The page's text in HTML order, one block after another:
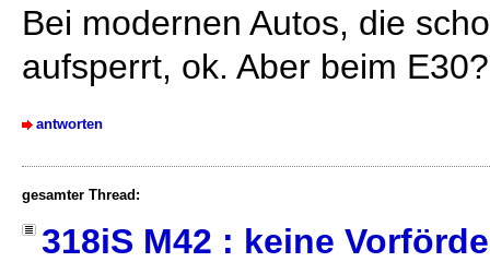
Bei modernen Autos, die
aufsperrt, ok. Aber beim E30?
antworten
gesamter Thread:
318iS M42 : keine